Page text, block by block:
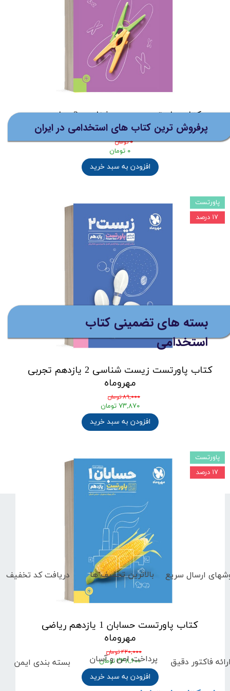
افزودن به سبد خرید
(ارسال رایگان برای خرید های بالای
5 میلیون تومان)
کتاب پاورتست زیست شناسی 3 دوازدهم
تجربی مهروماه
۰ تومان
۰ تومان
افزودن به سبد خرید
کتاب پاورتست زیست شناسی 2 یازدهم تجربی
مهروماه
۸۹,۰۰۰ تومان
۷۳,۸۷۰ تومان
افزودن به سبد خرید
پاورتست
۱۷ درصد
کتاب پاورتست حسابان 1 یازدهم ریاضی
مهروماه
۴۲۰,۰۰۰ تومان
۳۴۸,۶۰۰ تومان
افزودن به سبد خرید
پاورتست
۱۷ درصد
پرفروش ترین کتاب های استخدامی در ایران
بسته های تضمینی کتاب
استخدامی
ارسال سریع دریافت کد تخفیف بالاترین تخفیف ها
بسته بندی ایمن فاکتور دقیق پرداخت امن و آسان